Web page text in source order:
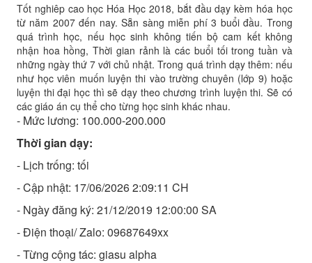
Tốt nghiêp cao học Hóa Học 2018, bắt đầu dạy kèm hóa học
từ năm 2007 đến nay. Sẵn sàng miễn phí 3 buổi đầu. Trong
quá trình học, nếu học sinh không tiến bộ cam kết không
nhận hoa hồng, Thời gian rảnh là các buổi tối trong tuần và
những ngày thứ 7 với chủ nhật. Trong quá trình dạy thêm: nếu
như học viên muốn luyện thi vào trường chuyên (lớp 9) hoặc
luyện thi đại học thì sẽ dạy theo chương trình luyện thi. Sẽ có
các giáo án cụ thể cho từng học sinh khác nhau.
- Mức lương: 100.000-200.000
Thời gian dạy:
- Lịch trống: tối
- Cập nhật: 17/06/2026 2:09:11 CH
- Ngày đăng ký: 21/12/2019 12:00:00 SA
- Điện thoại/ Zalo: 09687649xx
- Từng cộng tác: giasu alpha